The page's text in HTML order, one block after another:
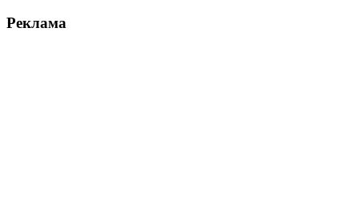
Реклама